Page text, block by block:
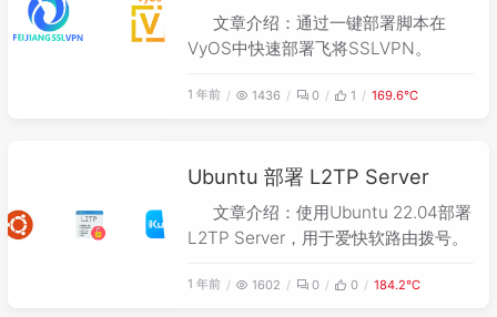
文章介绍：通过一键部署脚本在
VyOS中快速部署飞将SSLVPN。
1 年前 1436 0 1 169.6℃
Ubuntu 部署 L2TP Server
文章介绍：使用Ubuntu 22.04部署
L2TP Server，用于爱快软路由拨号。
1 年前 1602 0 0 184.2℃